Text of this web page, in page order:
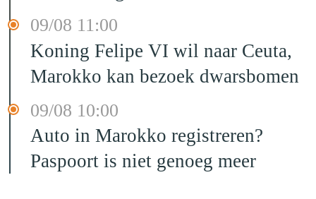
09/08 11:00
Koning Felipe VI wil naar Ceuta,
Marokko kan bezoek dwarsbomen
09/08 10:00
Auto in Marokko registreren?
Paspoort is niet genoeg meer